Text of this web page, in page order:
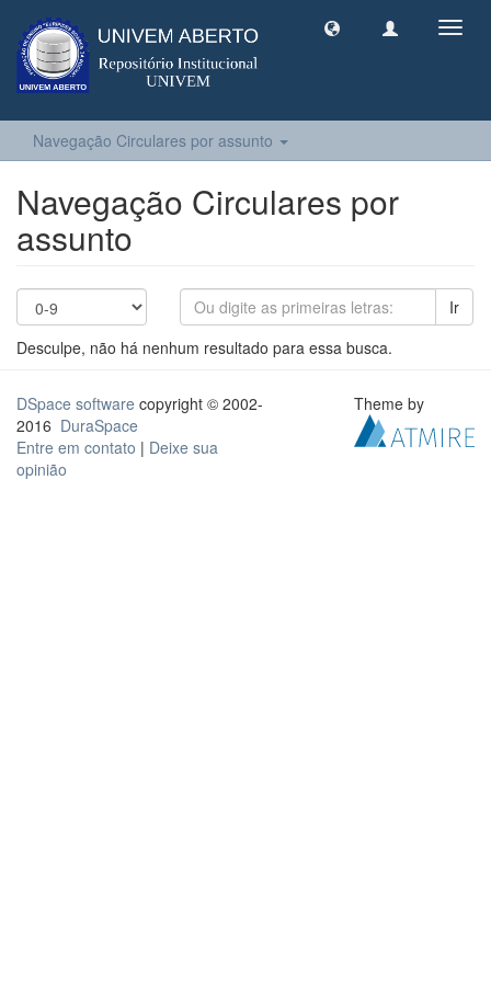
Navegação Circulares por assunto
Navegação Circulares por
assunto
Ir
Desculpe, não há nenhum resultado para essa busca.
DSpace software copyright © 2002-
2016 DuraSpace
Entre em contato | Deixe sua
opinião
Theme by